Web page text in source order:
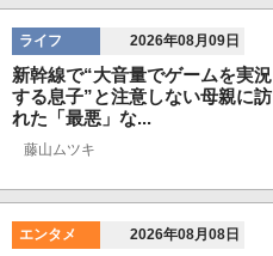
ライフ 2026年08月09日
新幹線で“大音量でゲームを実況
する息子”と注意しない母親に訪
れた「最悪」な...
藤山ムツキ
エンタメ 2026年08月08日